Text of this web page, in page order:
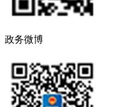
政务微博